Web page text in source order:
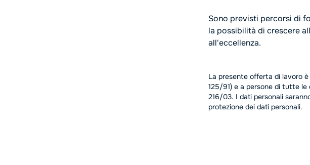
Sono previsti percorsi di
la possibilità di crescere
all'eccellenza.
La presente offerta di lavoro
125/91) e a persone di tutte
216/03. I dati personali
protezione dei dati personali.